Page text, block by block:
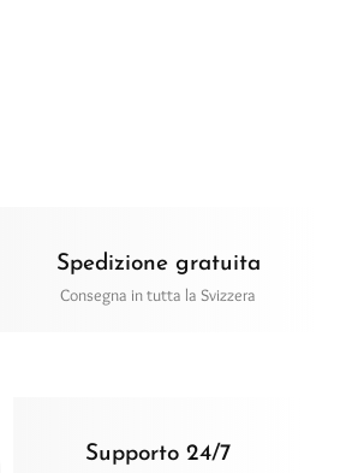
Spedizione gratuita
Consegna in tutta la Svizzera
Supporto 24/7